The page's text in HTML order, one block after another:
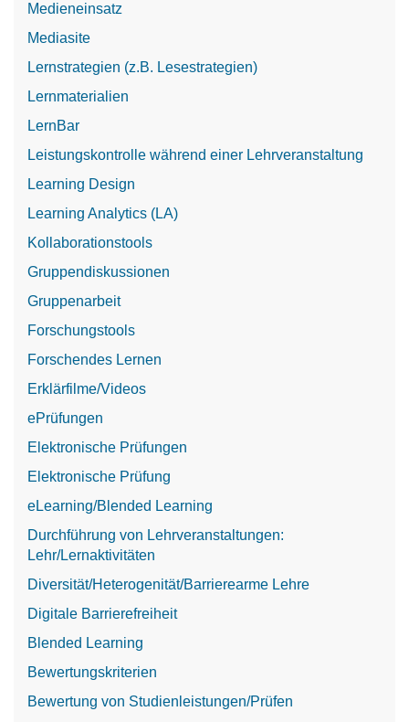
Medieneinsatz
Mediasite
Lernstrategien (z.B. Lesestrategien)
Lernmaterialien
LernBar
Leistungskontrolle während einer Lehrveranstaltung
Learning Design
Learning Analytics (LA)
Kollaborationstools
Gruppendiskussionen
Gruppenarbeit
Forschungstools
Forschendes Lernen
Erklärfilme/Videos
ePrüfungen
Elektronische Prüfungen
Elektronische Prüfung
eLearning/Blended Learning
Durchführung von Lehrveranstaltungen:
Lehr/Lernaktivitäten
Diversität/Heterogenität/Barrierearme Lehre
Digitale Barrierefreiheit
Blended Learning
Bewertungskriterien
Bewertung von Studienleistungen/Prüfen